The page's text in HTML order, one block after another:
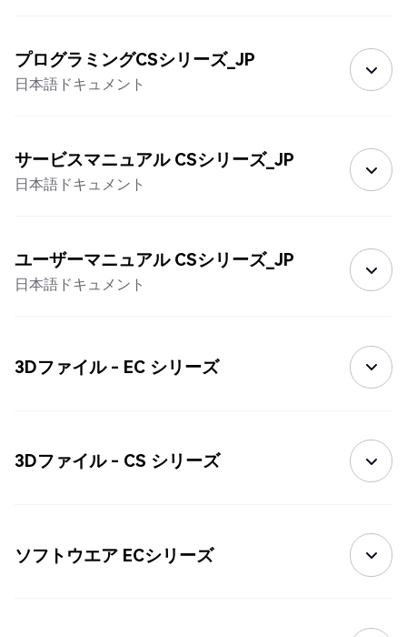
プログラミングCSシリーズ_JP
日本語ドキュメント
サービスマニュアル CSシリーズ_JP
日本語ドキュメント
ユーザーマニュアル CSシリーズ_JP
日本語ドキュメント
3Dファイル - EC シリーズ
3Dファイル - CS シリーズ
ソフトウエア ECシリーズ